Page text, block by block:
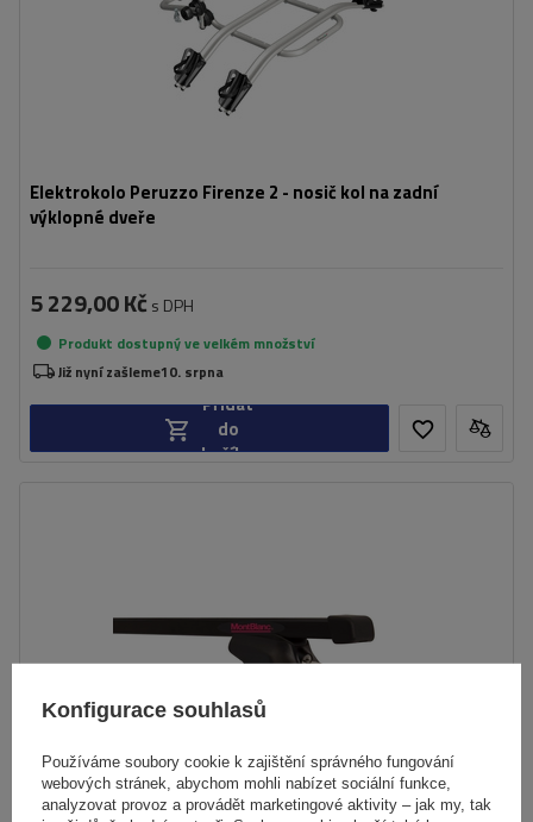
Elektrokolo Peruzzo Firenze 2 - nosič kol na zadní
výklopné dveře
5 229,00 Kč s DPH
Produkt dostupný ve velkém množství
Již nyní zašleme10. srpna
Přidat
do
košíku
Konfigurace souhlasů
Používáme soubory cookie k zajištění správného fungování
webových stránek, abychom mohli nabízet sociální funkce,
analyzovat provoz a provádět marketingové aktivity – jak my, tak